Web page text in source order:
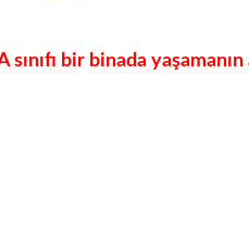
sınıfı bir binada